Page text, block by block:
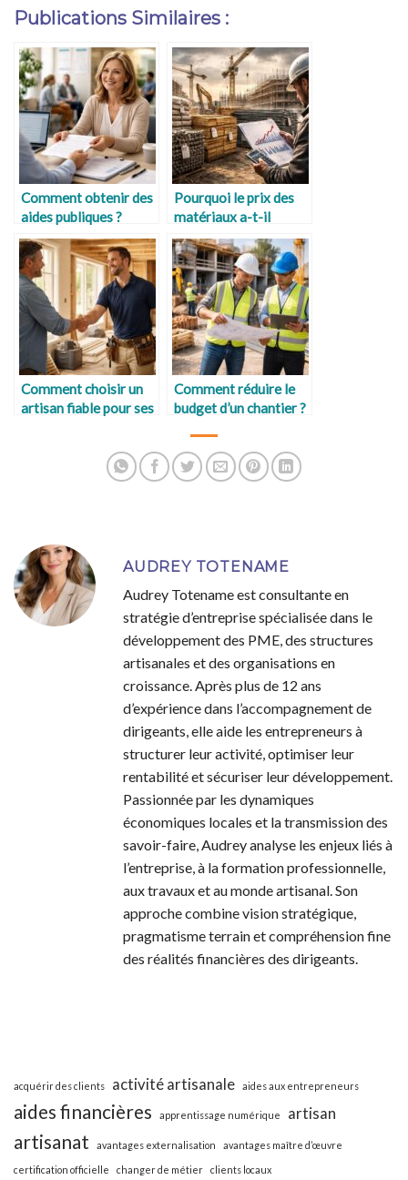
Publications Similaires :
Comment obtenir des
aides publiques ?
Pourquoi le prix des
matériaux a-t-il
augmenté ?
Comment choisir un
artisan fiable pour ses
Comment réduire le
budget d’un chantier ?
AUDREY TOTENAME
Audrey Totename est consultante en
stratégie d’entreprise spécialisée dans le
développement des PME, des structures
artisanales et des organisations en
croissance. Après plus de 12 ans
d’expérience dans l’accompagnement de
dirigeants, elle aide les entrepreneurs à
structurer leur activité, optimiser leur
rentabilité et sécuriser leur développement.
Passionnée par les dynamiques
économiques locales et la transmission des
savoir-faire, Audrey analyse les enjeux liés à
l’entreprise, à la formation professionnelle,
aux travaux et au monde artisanal. Son
approche combine vision stratégique,
pragmatisme terrain et compréhension fine
des réalités financières des dirigeants.
acquérir des clients activité artisanale aides aux entrepreneurs
aides financières apprentissage numérique artisan
artisanat avantages externalisation avantages maître d’œuvre
certification officielle changer de métier clients locaux